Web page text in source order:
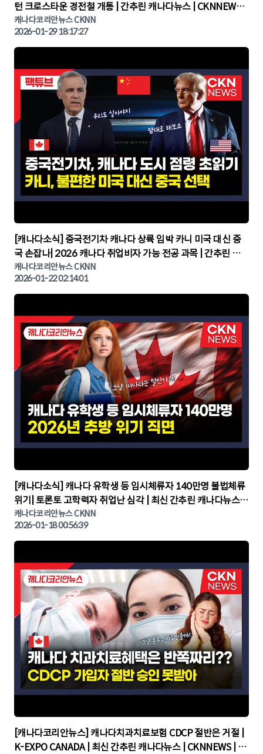
턴 크로스타운 경전철 개통 | 간추린 캐나다뉴스 | CKNNEWS,
캐나다코리안뉴스
캐나다코리안뉴스 CKNN
2026-01-29 18:17:27
▶
[캐나다소식] 중국전기차 캐나다 상륙 임박 카니 미국 대신 중
국 손잡나| 2026 캐나다 취업비자 가능 전공 과목 | 간추린 캐
나다뉴스 | CKNNEWS, 캐나다코리안뉴스
캐나다코리안뉴스 CKNN
2026-01-22 02:14:01
▶
[캐나다소식] 캐나다 유학생 등 임시체류자 140만명 불법체류
위기| 토론토 고학력자 취업난 심각 | 최신 간추린 캐나다뉴스 |
CKNNEWS, 캐나다코리안뉴스
캐나다코리안뉴스 CKNN
2026-01-18 00:56:39
▶
[캐나다코리안뉴스] 캐나다치과치료보험 CDCP 절반은 거절 |
K-EXPO CANADA | 최신 간추린 캐나다뉴스 | CKNNEWS | 캐